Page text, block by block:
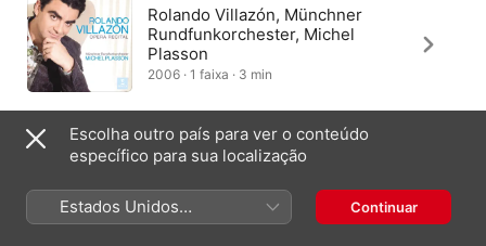
Rolando Villazón, Münchner
Rundfunkorchester, Michel
Plasson
2006 · 1 faixa · 3 min
Chor der Staatsoper Berlin,
Schüler
Escolha outro país para ver o conteúdo
específico para sua localização
Estados Unidos
(Português Brasil)
Continuar